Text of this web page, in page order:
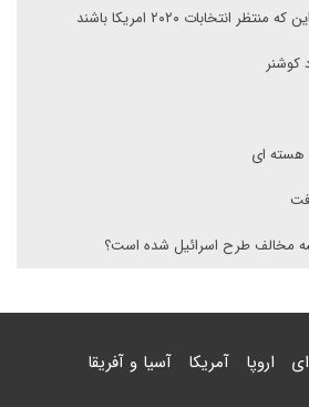
انتخابات ۲۰۲۰ امریکا باشند
کوشنر
هسته ای
مخالف طرح اسرائیل شده است؟
اروپا آمریکا آسیا و آفریقا